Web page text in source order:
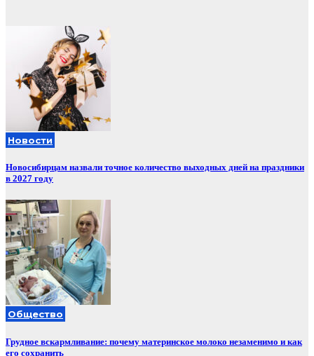
Новости
Новосибирцам назвали точное количество выходных дней на праздники
в 2027 году
Общество
Грудное вскармливание: почему материнское молоко незаменимо и как
его сохранить